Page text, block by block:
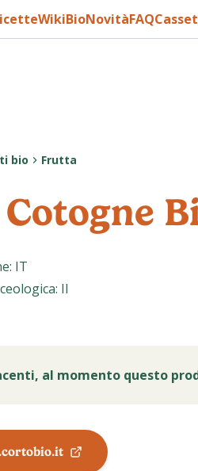
WikiBioNovitàFAQ
bio Frutta
: IT
: II
al momento questo